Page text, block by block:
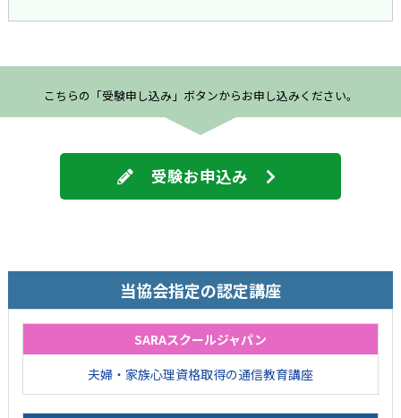
こちらの「受験申し込み」ボタンからお申し込みください。
受験お申込み
当協会指定の認定講座
SARAスクールジャパン
夫婦・家族心理資格取得の通信教育講座